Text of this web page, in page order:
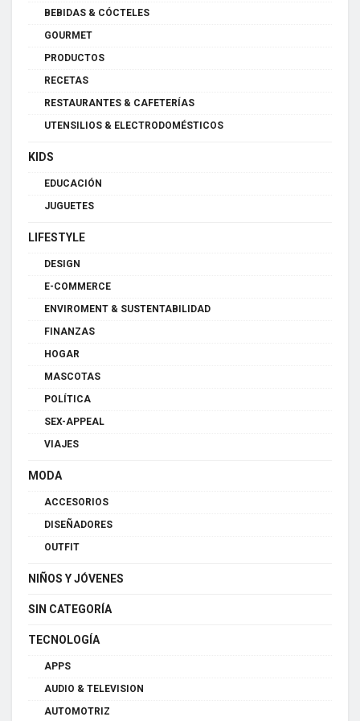
BEBIDAS & CÓCTELES
GOURMET
PRODUCTOS
RECETAS
RESTAURANTES & CAFETERÍAS
UTENSILIOS & ELECTRODOMÉSTICOS
KIDS
EDUCACIÓN
JUGUETES
LIFESTYLE
DESIGN
E-COMMERCE
ENVIROMENT & SUSTENTABILIDAD
FINANZAS
HOGAR
MASCOTAS
POLÍTICA
SEX-APPEAL
VIAJES
MODA
ACCESORIOS
DISEÑADORES
OUTFIT
NIÑOS Y JÓVENES
SIN CATEGORÍA
TECNOLOGÍA
APPS
AUDIO & TELEVISION
AUTOMOTRIZ